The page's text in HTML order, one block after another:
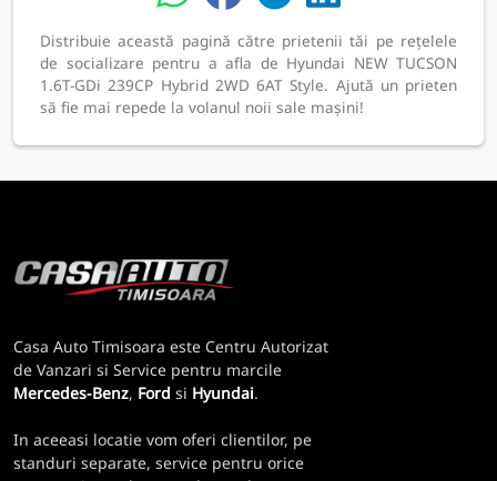
Distribuie această pagină către prietenii tăi pe rețelele
de socializare pentru a afla de Hyundai NEW TUCSON
1.6T-GDi 239CP Hybrid 2WD 6AT Style. Ajută un prieten
să fie mai repede la volanul noii sale mașini!
Casa Auto Timisoara este Centru Autorizat
de Vanzari si Service pentru marcile
Mercedes-Benz, Ford si Hyundai.
In aceeasi locatie vom oferi clientilor, pe
standuri separate, service pentru orice